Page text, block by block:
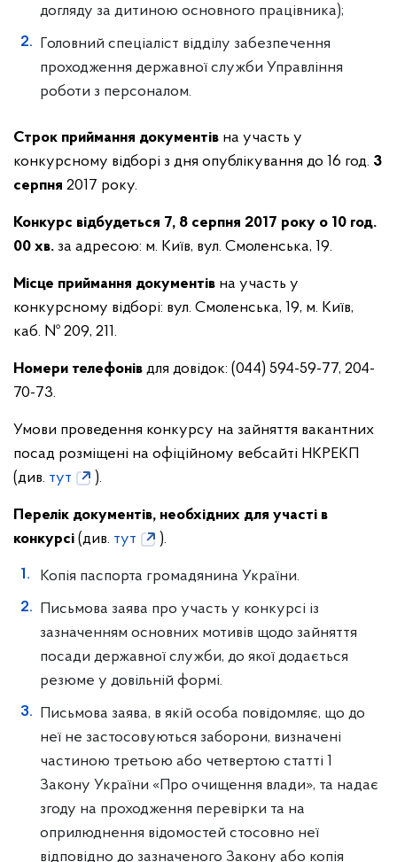
догляду за дитиною основного працівника);
Головний спеціаліст відділу забезпечення
проходження державної служби Управління
роботи з персоналом.
Строк приймання документів на участь у
конкурсному відборі з дня опублікування до 16 год. 3
серпня 2017 року.
Конкурс відбудеться 7, 8 серпня 2017 року о 10 год.
00 хв. за адресою: м. Київ, вул. Смоленська, 19.
Місце приймання документів на участь у
конкурсному відборі: вул. Смоленська, 19, м. Київ,
каб. № 209, 211.
Номери телефонів для довідок: (044) 594-59-77, 204-
70-73.
Умови проведення конкурсу на зайняття вакантних
посад розміщені на офіційному вебсайті НКРЕКП
(див. тут ).
Перелік документів, необхідних для участі в
конкурсі (див. тут ).
Копія паспорта громадянина України.
Письмова заява про участь у конкурсі із
зазначенням основних мотивів щодо зайняття
посади державної служби, до якої додається
резюме у довільній формі.
Письмова заява, в якій особа повідомляє, що до
неї не застосовуються заборони, визначені
частиною третьою або четвертою статті 1
Закону України «Про очищення влади», та надає
згоду на проходження перевірки та на
оприлюднення відомостей стосовно неї
відповідно до зазначеного Закону або копія